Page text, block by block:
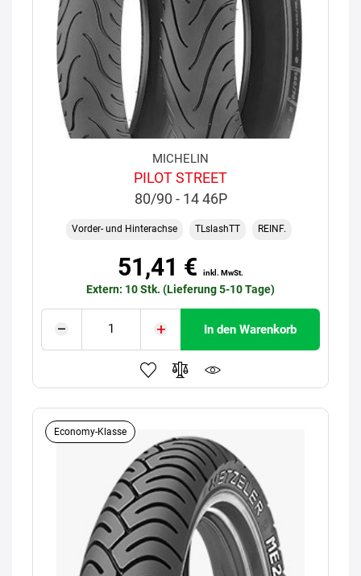
MICHELIN
PILOT STREET
80/90 - 14 46P
Vorder- und Hinterachse TLslashTT REINF.
51,41 € inkl. MwSt.
Extern: 10 Stk. (Lieferung 5-10 Tage)
In den Warenkorb
Economy-Klasse